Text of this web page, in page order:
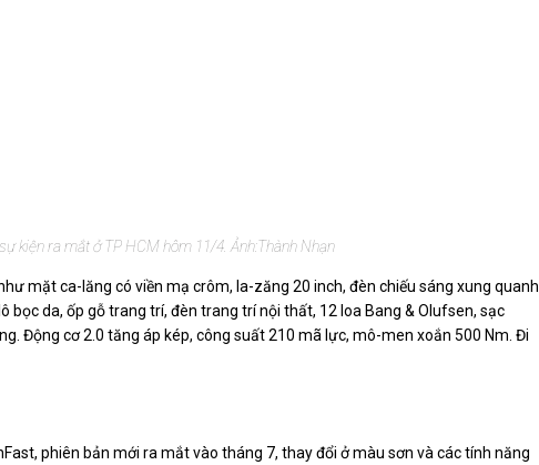
kiện ra mắt ở TP HCM hôm 11/4. Ảnh:Thành Nhạn
mặt ca-lăng có viền mạ crôm, la-zăng 20 inch, đèn chiếu sáng xung quanh
bọc da, ốp gỗ trang trí, đèn trang trí nội thất, 12 loa Bang & Olufsen, sạc
Động cơ 2.0 tăng áp kép, công suất 210 mã lực, mô-men xoắn 500 Nm. Đi
phiên bản mới ra mắt vào tháng 7, thay đổi ở màu sơn và các tính năng